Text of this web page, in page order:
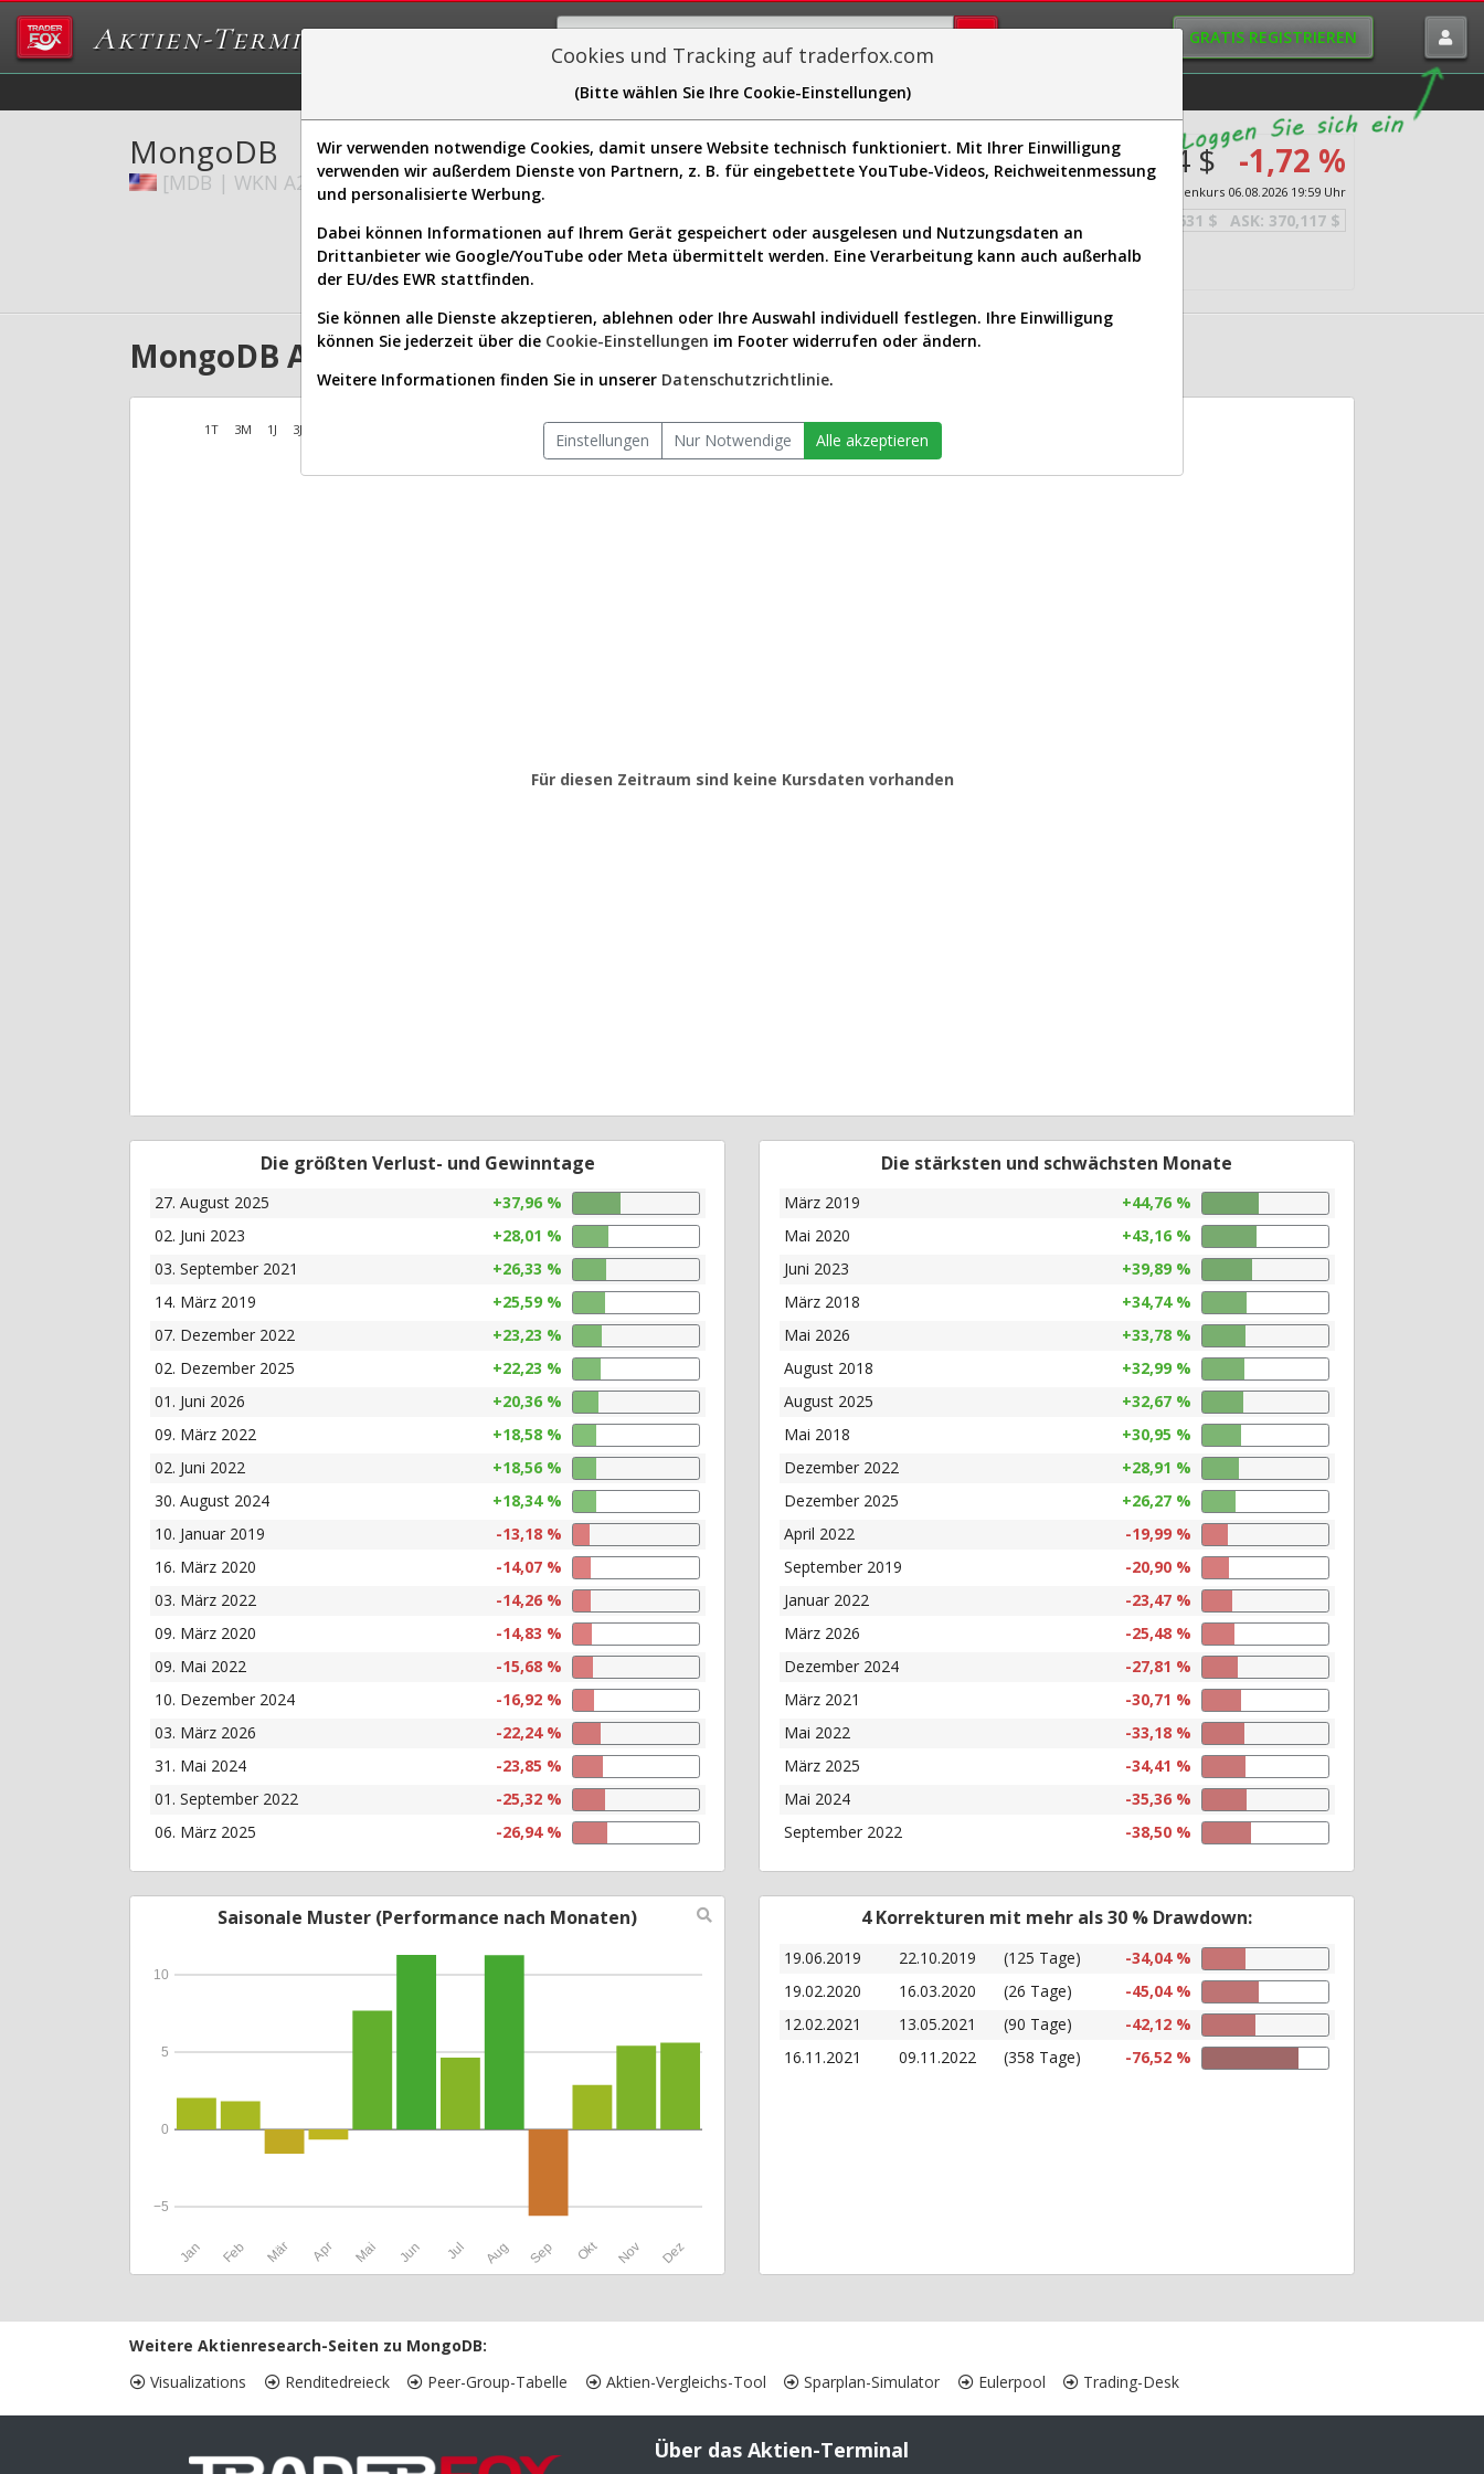
Aktien-Terminal GRATIS REGISTRIEREN
Sector-Spider Easy-Scan Visualizations
MongoDB
[MDB | WKN A2DYB1 | ISIN US60937P1066]
369,874 $ -1,72 %
Echtzeit-Aktienkurs 06.08.2026 19:59 Uhr
369,631 $ ASK: 370,117 $
Website:
Sektor:
Technology / Software -
Börsenwert:
30.27 Mrd. USD
Anzahl
80,431,928
MongoDB Aktien Verlauf seit Beginn (A2DYB1 | MDB)
1T 3M 1J 3J
Für diesen Zeitraum sind keine Kursdaten vorhanden
Die größten Verlust- und Gewinntage
27. August 2025
+37,96 %
02. Juni 2023
+28,01 %
03. September 2021
+26,33 %
14. März 2019
+25,59 %
07. Dezember 2022
+23,23 %
02. Dezember 2025
+22,23 %
01. Juni 2026
+20,36 %
09. März 2022
+18,58 %
02. Juni 2022
+18,56 %
30. August 2024
+18,34 %
10. Januar 2019
-13,18 %
16. März 2020
-14,07 %
03. März 2022
-14,26 %
09. März 2020
-14,83 %
09. Mai 2022
-15,68 %
10. Dezember 2024
-16,92 %
03. März 2026
-22,24 %
31. Mai 2024
-23,85 %
01. September 2022
-25,32 %
06. März 2025
-26,94 %
Die stärksten und schwächsten Monate
März 2019
+44,76 %
Mai 2020
+43,16 %
Juni 2023
+39,89 %
März 2018
+34,74 %
Mai 2026
+33,78 %
August 2018
+32,99 %
August 2025
+32,67 %
Mai 2018
+30,95 %
Dezember 2022
+28,91 %
Dezember 2025
+26,27 %
April 2022
-19,99 %
September 2019
-20,90 %
Januar 2022
-23,47 %
März 2026
-25,48 %
Dezember 2024
-27,81 %
März 2021
-30,71 %
Mai 2022
-33,18 %
März 2025
-34,41 %
Mai 2024
-35,36 %
September 2022
-38,50 %
Saisonale Muster (Performance nach Monaten)
Jan Feb Mär Apr Mai Jun Jul Aug Sep Okt Nov Dez
−5
0
5
10
4 Korrekturen mit mehr als 30 % Drawdown:
19.06.2019 22.10.2019 (125 Tage)
-34,04 %
19.02.2020
16.03.2020 (26 Tage)
-45,04 %
12.02.2021
13.05.2021 (90 Tage)
-42,12 %
16.11.2021
09.11.2022 (358 Tage) -76,52 %
Weitere Aktienresearch-Seiten zu MongoDB:
Visualizations
Renditedreieck Peer-Group-Tabelle Aktien-Vergleichs-Tool Sparplan-Simulator Eulerpool Trading-Desk
Über das Aktien-Terminal
Cookies und Tracking auf traderfox.com
(Bitte wählen Sie Ihre Cookie-Einstellungen)
Wir verwenden notwendige Cookies, damit unsere Website technisch funktioniert. Mit Ihrer Einwilligung
verwenden wir außerdem Dienste von Partnern, z. B. für eingebettete YouTube-Videos, Reichweitenmessung
und personalisierte Werbung.
Dabei können Informationen auf Ihrem Gerät gespeichert oder ausgelesen und Nutzungsdaten an
Drittanbieter wie Google/YouTube oder Meta übermittelt werden. Eine Verarbeitung kann auch außerhalb
der EU/des EWR stattfinden.
Sie können alle Dienste akzeptieren, ablehnen oder Ihre Auswahl individuell festlegen. Ihre Einwilligung
können Sie jederzeit über die Cookie-Einstellungen im Footer widerrufen oder ändern.
Weitere Informationen finden Sie in unserer Datenschutzrichtlinie.
Einstellungen Nur Notwendige Alle akzeptieren